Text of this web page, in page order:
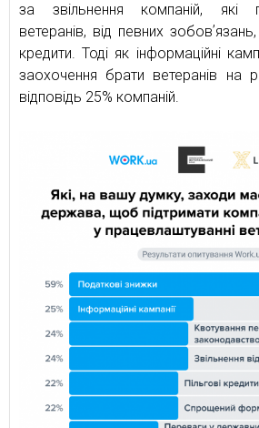
за звільнення компаній, які
ветеранів, від певних
кредити. Тоді як інформаційні
заохочення брати ветеранів на
відповідь 25% компаній.